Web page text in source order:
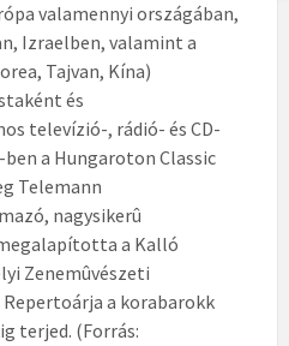
valamennyi országában,
Izraelben, valamint a
Tajvan, Kína)
és
televízió-, rádió- és CD-
a Hungaroton Classic
Telemann
nagysikerû
a Kalló
Zenemûvészeti
a korabarokk
terjed. (Forrás: